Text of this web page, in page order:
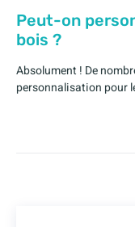
Peut-on
bois ?
Absolument ! De
personnalisation pour